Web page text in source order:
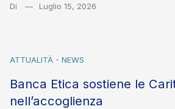
Di Luglio 15, 2026
ATTUALITÀ - NEWS
Banca Etica sostiene le
nell’accoglienza